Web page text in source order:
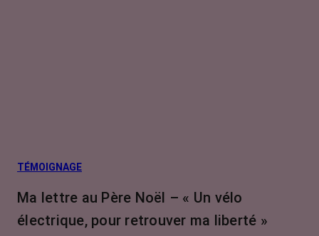
TÉMOIGNAGE
Ma lettre au Père Noël – « Un vélo
électrique, pour retrouver ma liberté »